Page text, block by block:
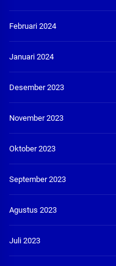
Februari 2024
Januari 2024
Desember 2023
November 2023
Oktober 2023
September 2023
Agustus 2023
Juli 2023